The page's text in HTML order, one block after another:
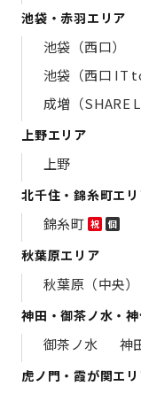
池袋・赤羽エリア
池袋（西口）
池袋（西口 IT
成増（SHARE
上野エリア
上野
北千住・錦糸町エ
錦糸町 祝 個
秋葉原エリア
秋葉原（中央）
神田・御茶ノ水・
御茶ノ水 神
虎ノ門・霞が関エ